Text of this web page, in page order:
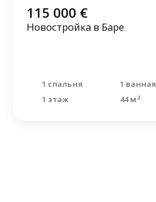
115 000 €
Новостройка в Баре
1 спальня
1 ванная
1 этаж
44 м²